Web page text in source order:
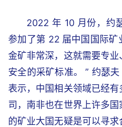
2022 年 10 月份，约
参加了第 22 届中国国际矿
金矿非常深，这就需要专业
安全的采矿标准。 ” 约瑟
表示，中国相关领域已经
司，南非也在世界上许多
的矿业大国无疑是可以寻